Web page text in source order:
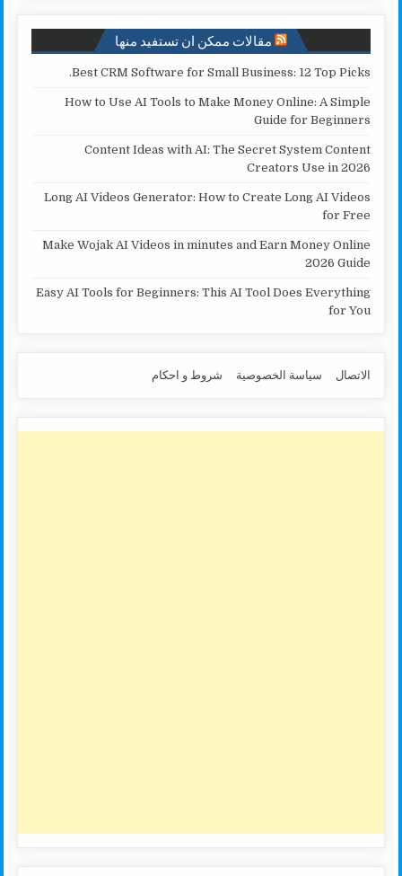
مقالات ممكن ان تستفيد منها
Best CRM Software for Small Business: 12 Top Picks.
How to Use AI Tools to Make Money Online: A Simple
Guide for Beginners
Content Ideas with AI: The Secret System Content
Creators Use in 2026
Long AI Videos Generator: How to Create Long AI Videos
for Free
Make Wojak AI Videos in minutes and Earn Money Online
2026 Guide
Easy AI Tools for Beginners: This AI Tool Does Everything
for You
الاتصال سياسة الخصوصية شروط و احكام